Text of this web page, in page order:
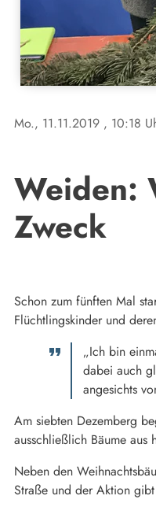
Mo., 11.11.2019 , 10:18
Weiden:
Zweck
Schon zum fünften Mal
Flüchtlingskinder und
„Ich bin
dabei auch
angesichts
Am siebten Dezemberg
ausschließlich Bäume
Neben den
Straße und der Aktion